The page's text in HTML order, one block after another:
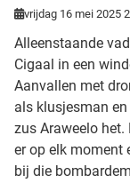
vrijdag 16 mei 2025
Alleenstaande
Cigaal in een
Aanvallen met
als klusjesman en
zus Araweelo het.
er op elk moment
bij die